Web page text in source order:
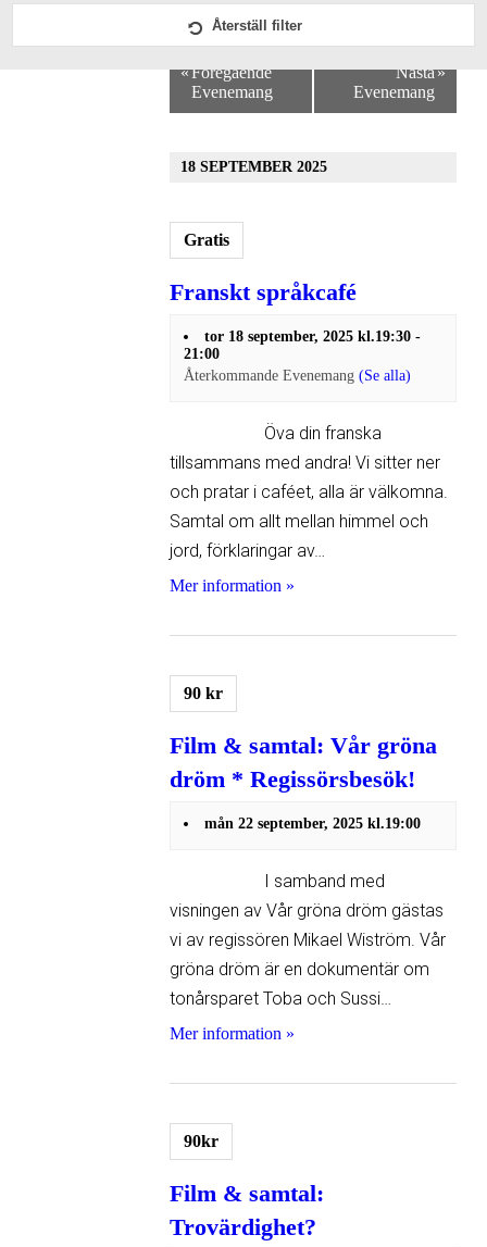
Övriga aktiviteter
Återställ filter
«Föregående
Evenemang
Nästa
Evenemang
»
18 SEPTEMBER 2025
Gratis
Franskt språkcafé
tor 18 september, 2025 kl.19:30 -
21:00
Återkommande Evenemang (Se alla)
Öva din franska
tillsammans med andra! Vi sitter ner
och pratar i caféet, alla är välkomna.
Samtal om allt mellan himmel och
jord, förklaringar av…
Mer information »
90 kr
Film & samtal: Vår gröna
dröm * Regissörsbesök!
mån 22 september, 2025 kl.19:00
I samband med
visningen av Vår gröna dröm gästas
vi av regissören Mikael Wiström. Vår
gröna dröm är en dokumentär om
tonårsparet Toba och Sussi…
Mer information »
90kr
Film & samtal:
Trovärdighet?